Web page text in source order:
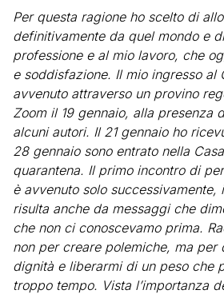
Per questa ragione ho scelto di
definitivamente da quel mondo e
professione e al mio lavoro, che
e soddisfazione. Il mio ingresso al
avvenuto attraverso un provino
Zoom il 19 gennaio, alla presenza
alcuni autori. Il 21 gennaio ho
28 gennaio sono entrato nella
quarantena. Il primo incontro di
è avvenuto solo successivamente,
risulta anche da messaggi che
che non ci conoscevamo prima.
non per creare polemiche, ma per
dignità e liberarmi di un peso che
troppo tempo. Vista l’importanza